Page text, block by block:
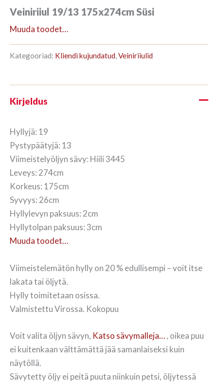
Veiniriiul 19/13 175x274cm Süsi
Muuda toodet…
Kategooriad: Kliendi kujundatud,Veiniriiulid
Kirjeldus
Hyllyjä: 19
Pystypäätyjä: 13
Viimeistelyöljyn sävy: Hiili 3445
Leveys: 274cm
Korkeus: 175cm
Syvyys: 26cm
Hyllylevyn paksuus: 2cm
Hyllytolpan paksuus: 3cm
Muuda toodet…
Viimeistelemätön hylly on 20 % edullisempi – voit itse
lakata tai öljytä.
Hylly toimitetaan osissa.
Valmistettu Virossa. Kokopuu
Voit valita öljyn sävyn, Katso sävymalleja…, oikea puu
ei kuitenkaan välttämättä jää samanlaiseksi kuin
näytöllä.
Sävytetty öljy ei peitä puuta niinkuin petsi, öljytessä